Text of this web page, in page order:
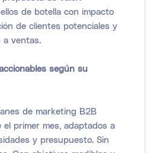
de botella con impacto
de clientes potenciales y
a ventas.
según su
de marketing B2B
el primer mes, adaptados a
y presupuesto. Sin